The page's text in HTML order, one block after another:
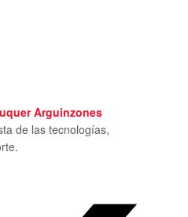
Arguinzones
de las tecnologías,